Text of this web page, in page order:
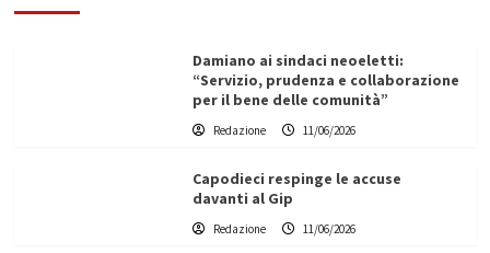
Damiano ai sindaci neoeletti:
“Servizio, prudenza e collaborazione
per il bene delle comunità”
Redazione 11/06/2026
Capodieci respinge le accuse
davanti al Gip
Redazione 11/06/2026